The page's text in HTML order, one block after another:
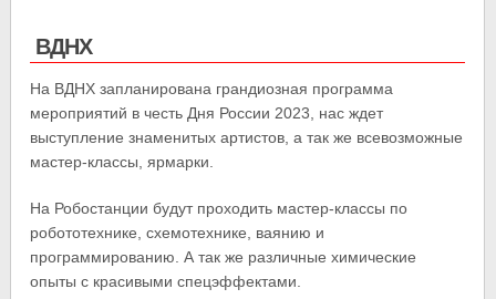
ВДНХ
На ВДНХ запланирована грандиозная программа
мероприятий в честь Дня России 2023, нас ждет
выступление знаменитых артистов, а так же всевозможные
мастер-классы, ярмарки.
На Робостанции будут проходить мастер-классы по
робототехнике, схемотехнике, ваянию и
программированию. А так же различные химические
опыты с красивыми спецэффектами.